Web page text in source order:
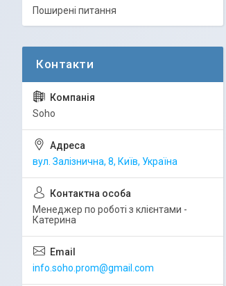
Поширені питання
Soho
вул. Залізнична, 8, Київ, Україна
Менеджер по роботі з клієнтами -
Катерина
info.soho.prom@gmail.com